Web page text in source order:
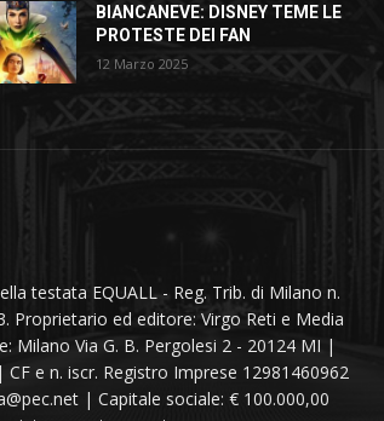
BIANCANEVE: DISNEY TEME LE
PROTESTE DEI FAN
12 Marzo 2025
testata EQUALL - Reg. Trib. di Milano n.
Proprietario ed editore: Virgo Reti e Media
Milano Via G. B. Pergolesi 2 - 20124 MI |
CF e n. iscr. Registro Imprese 12981460962
| Capitale sociale: € 100.000,00